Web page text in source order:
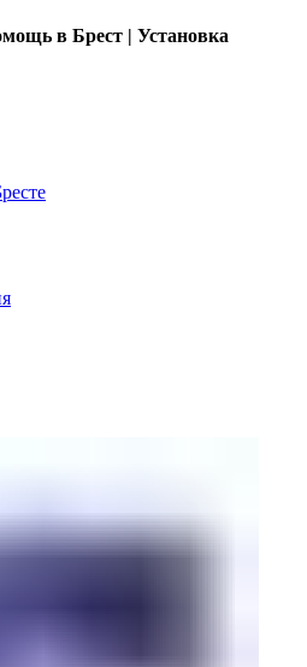
в Брест | Установка